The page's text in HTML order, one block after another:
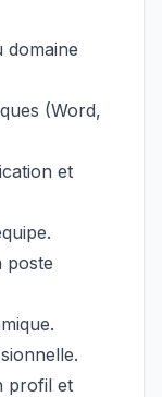
domaine
(Word,
et
poste
profil et